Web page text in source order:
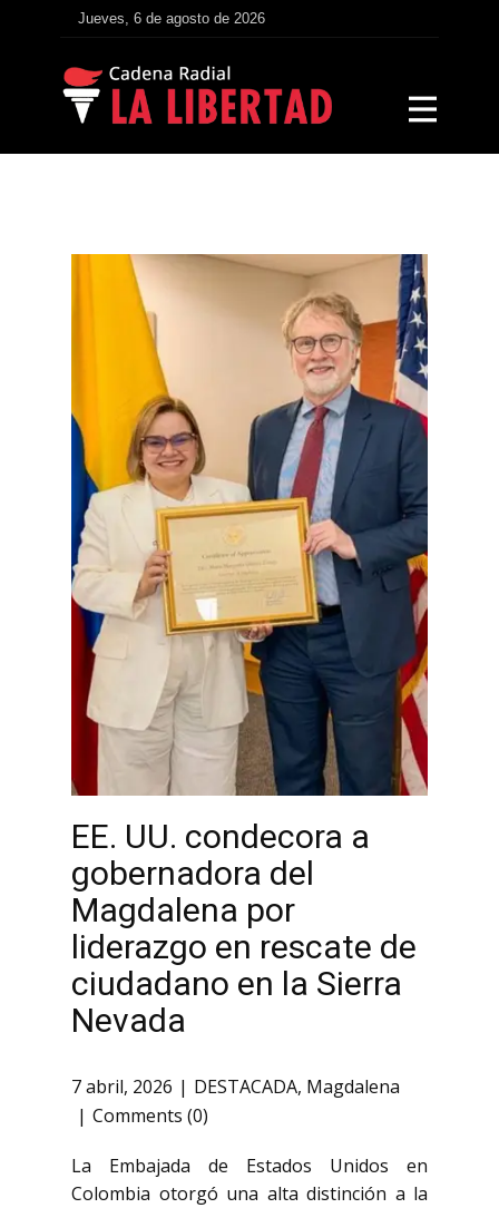
Jueves, 6 de agosto de 2026
EE. UU. condecora a
gobernadora del
Magdalena por
liderazgo en rescate de
ciudadano en la Sierra
Nevada
7 abril, 2026 DESTACADA, Magdalena
Comments (0)
La Embajada de Estados Unidos en
Colombia otorgó una alta distinción a la